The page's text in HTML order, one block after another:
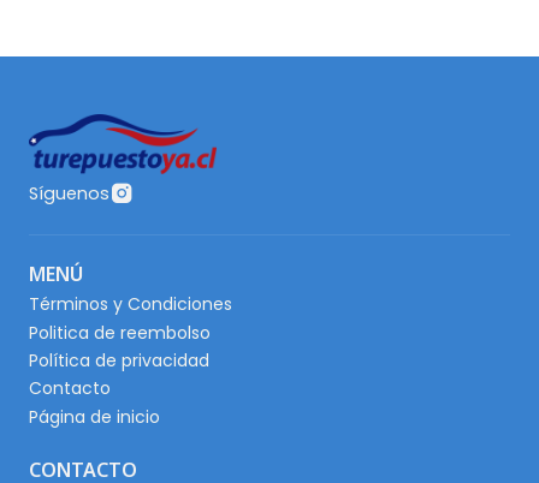
Síguenos
MENÚ
Términos y Condiciones
Politica de reembolso
Política de privacidad
Contacto
Página de inicio
CONTACTO